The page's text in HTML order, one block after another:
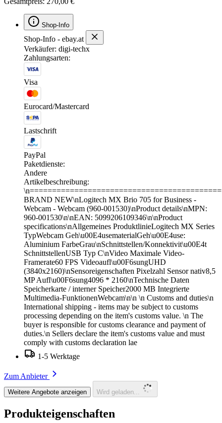
Shop-Info
Shop-Info - ebay.at
Verkäufer: digi-techx
Zahlungsarten:
Visa
Eurocard/Mastercard
Lastschrift
PayPal
Paketdienste:
Andere
Artikelbeschreibung:
BRAND NEW\nLogitech MX Brio 705 for Business -
Webcam - Webcam (960-001530)\nProduct details\nMPN:
960-001530\n\nEAN: 5099206109346\n\nProduct
specifications\nAllgemeines ProduktlinieLogitech MX Series
TypWebcam Geh\u00E4usematerialGeh\u00E4use:
Aluminium FarbeGrau\nSchnittstellen/Konnektivit\u00E4t
SchnittstellenUSB Typ C\nVideo Maximale Video-
Framerate60 FPS Videoaufl\u00F6sungUHD
(3840x2160)\nSensoreigenschaften Pixelzahl Sensor nativ8,5
MP Aufl\u00F6sung4096 * 2160\nTechnische Daten
Speicherkarte / interner Speicher2000 MB Integrierte
Multimedia-FunktionenWebcam\n\n \n Customs and duties\n
International shipping - items may be subject to customs
processing depending on the item's customs value. \n The
buyer is responsible for customs clearance and payment of
duties.\n Sellers declare the item's customs value and must
comply with customs declaration lae
1-5 Werktage
Zum Anbieter
Weitere Angebote anzeigen Wird geladen...
Produkteigenschaften